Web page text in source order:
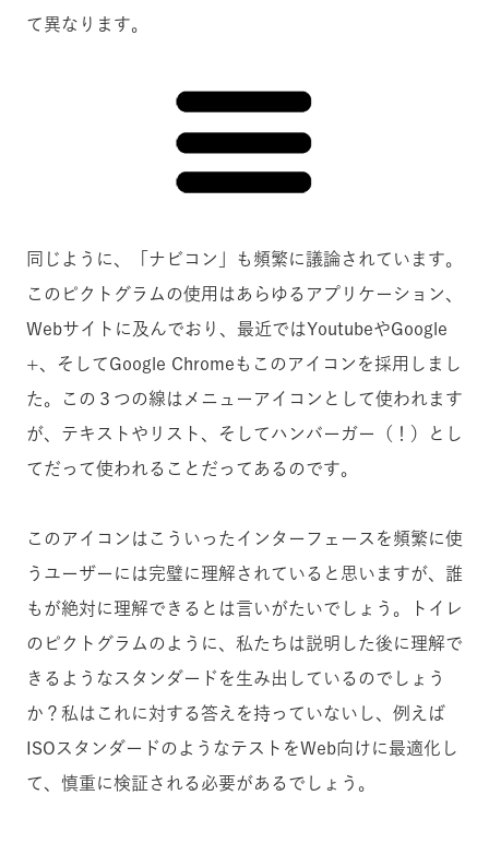
て異なります。
同じように、「ナビコン」も頻繁に議論されています。
このピクトグラムの使用はあらゆるアプリケーション、
Webサイトに及んでおり、最近ではYoutubeやGoogle
+、そしてGoogle Chromeもこのアイコンを採用しまし
た。この３つの線はメニューアイコンとして使われます
が、テキストやリスト、そしてハンバーガー（！）とし
てだって使われることだってあるのです。
このアイコンはこういったインターフェースを頻繁に使
うユーザーには完璧に理解されていると思いますが、誰
もが絶対に理解できるとは言いがたいでしょう。トイレ
のピクトグラムのように、私たちは説明した後に理解で
きるようなスタンダードを生み出しているのでしょう
か？私はこれに対する答えを持っていないし、例えば
ISOスタンダードのようなテストをWeb向けに最適化し
て、慎重に検証される必要があるでしょう。